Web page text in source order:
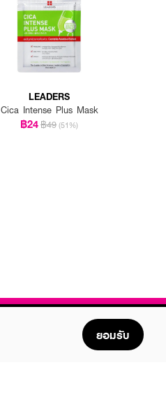
LEADERS
Cica Intense Plus Mask
฿24฿49 (51%)
ยอมรับ